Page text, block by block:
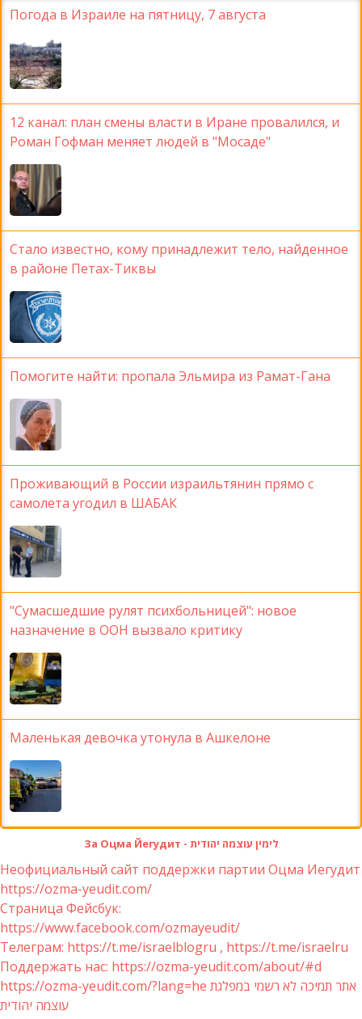
Погода в Израиле на пятницу, 7 августа
12 канал: план смены власти в Иране провалился, и
Роман Гофман меняет людей в "Мосаде"
Стало известно, кому принадлежит тело, найденное
в районе Петах-Тиквы
Помогите найти: пропала Эльмира из Рамат-Гана
Проживающий в России израильтянин прямо с
самолета угодил в ШАБАК
"Сумасшедшие рулят психбольницей": новое
назначение в ООН вызвало критику
Маленькая девочка утонула в Ашкелоне
За Оцма Йегудит - לימין עוצמה יהודית
Неофициальный сайт поддержки партии Оцма Иегудит
https://ozma-yeudit.com/
Страница Фейсбук:
https://www.facebook.com/ozmayeudit/
Телеграм: https://t.me/israelblogru , https://t.me/israelru
Поддержать нас: https://ozma-yeudit.com/about/#d
https://ozma-yeudit.com/?lang=he אתר תמיכה לא רשמי במפלגת
עוצמה יהודית